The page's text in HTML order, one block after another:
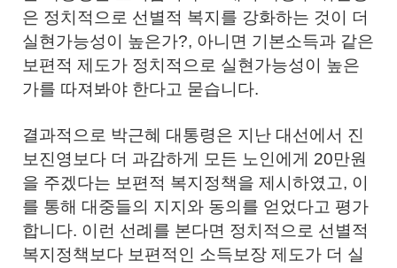
은 정치적으로 선별적 복지를 강화하는 것이 더
실현가능성이 높은가?, 아니면 기본소득과 같은
보편적 제도가 정치적으로 실현가능성이 높은
가를 따져봐야 한다고 묻습니다.
결과적으로 박근혜 대통령은 지난 대선에서 진
보진영보다 더 과감하게 모든 노인에게 20만원
을 주겠다는 보편적 복지정책을 제시하였고, 이
를 통해 대중들의 지지와 동의를 얻었다고 평가
합니다. 이런 선례를 본다면 정치적으로 선별적
복지정책보다 보편적인 소득보장 제도가 더 실